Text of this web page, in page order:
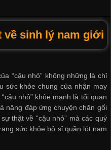
về sinh lý nam giới
“cậu nhỏ” không những là chỉ
sức khỏe chung của nhận may
nhỏ” khỏe mạnh là tối quan
năng đáp ứng chuyện chăn gối
thật về “cậu nhỏ” mà các quý
sức khỏe bỏ sỉ quần lót nam